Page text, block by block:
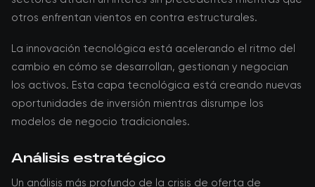
otros enfrentan vientos en contra estructurales.
La innovación tecnológica está acelerando el ritmo del
cambio en cómo se desarrollan, gestionan y negocian
los activos. Esta capa tecnológica está creando nuevas
oportunidades de inversión mientras disrumpe los
modelos de negocio tradicionales.
Análisis estratégico
Un análisis más profundo de la crisis de oferta de